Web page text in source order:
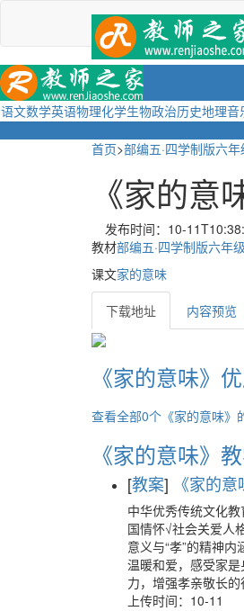
语文数学英语物理化学生物政治历史地理音
首页>部编五·四学制版六
《家的
发布时间：10-
教材部编五·四学制版六年
课文家的意味
下载地址 内容预览
《家的意味》
查看全部0个《家的意味》
《家的意味》
[教案] 《家的
中华优秀传统文化
国情怀√社会关爱人
意义与“孝”的精神
温暖和爱，感受家
力，增强孝亲敬长的
上传时间：10-11